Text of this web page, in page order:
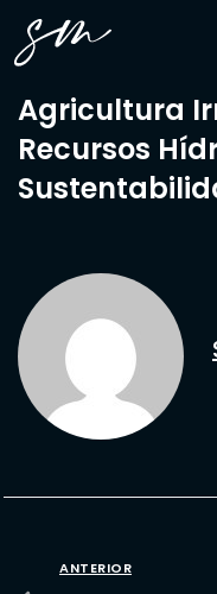
Agricultura
Recursos
ANTERIOR